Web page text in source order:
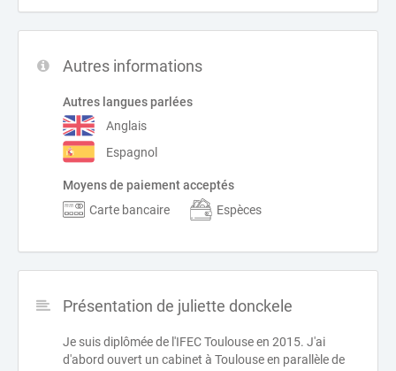
Autres informations
Autres langues parlées
Anglais
Espagnol
Moyens de paiement acceptés
Carte bancaire
Espèces
Présentation de juliette donckele
Je suis diplômée de l'IFEC Toulouse en 2015. J'ai
d'abord ouvert un cabinet à Toulouse en parallèle de